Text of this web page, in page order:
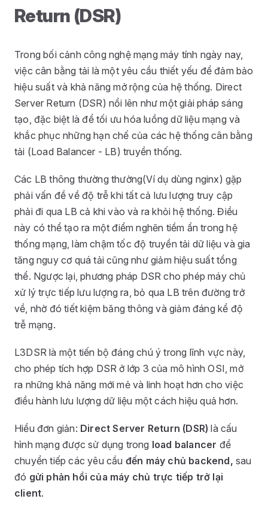
Return (DSR)
Trong bối cảnh công nghệ mạng máy tính ngày nay,
việc cân bằng tải là một yêu cầu thiết yếu để đảm bảo
hiệu suất và khả năng mở rộng của hệ thống. Direct
Server Return (DSR) nổi lên như một giải pháp sáng
tạo, đặc biệt là để tối ưu hóa luồng dữ liệu mạng và
khắc phục những hạn chế của các hệ thống cân bằng
tải (Load Balancer - LB) truyền thống.
Các LB thông thường thường(Ví dụ dùng nginx) gặp
phải vấn đề về độ trễ khi tất cả lưu lượng truy cập
phải đi qua LB cả khi vào và ra khỏi hệ thống. Điều
này có thể tạo ra một điểm nghẽn tiềm ẩn trong hệ
thống mạng, làm chậm tốc độ truyền tải dữ liệu và gia
tăng nguy cơ quá tải cũng như giảm hiệu suất tổng
thể. Ngược lại, phương pháp DSR cho phép máy chủ
xử lý trực tiếp lưu lượng ra, bỏ qua LB trên đường trở
về, nhờ đó tiết kiệm băng thông và giảm đáng kể độ
trễ mạng.
L3DSR là một tiến bộ đáng chú ý trong lĩnh vực này,
cho phép tích hợp DSR ở lớp 3 của mô hình OSI, mở
ra những khả năng mới mẻ và linh hoạt hơn cho việc
điều hành lưu lượng dữ liệu một cách hiệu quả hơn.
Hiểu đơn giản: Direct Server Return (DSR) là cấu
hình mạng được sử dụng trong load balancer để
chuyển tiếp các yêu cầu đến máy chủ backend, sau
đó gửi phản hồi của máy chủ trực tiếp trở lại
client.